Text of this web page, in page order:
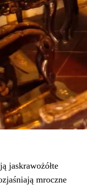
jaskrawożółte
mroczne